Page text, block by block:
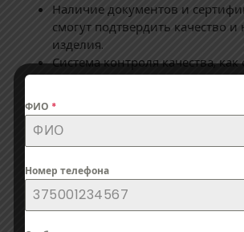
Наличие документов и
смогут подтвердить качество и
изделия.
Система контроля качества,
инструмент для проверки
параметрам.
Наличие собственного
снижает себестоимость товара.
Размер компании, штат
сотрудников.
Опыт работы на рынке.
ФИО *
Номер телефона